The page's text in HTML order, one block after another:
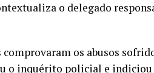
o delegado
os abusos
o inquérito policial e indiciou